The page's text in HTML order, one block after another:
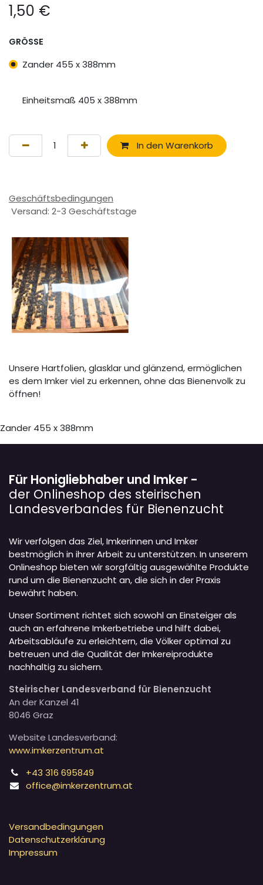
1,50 €
GRÖSSE
Zander 455 x 388mm
Einheitsmaß 405 x 388mm
In den Warenkorb
Geschäftsbedingungen
Versand: 2-3 Geschäftstage
Unsere Hartfolien, glasklar und glänzend, ermöglichen
es dem Imker viel zu erkennen, ohne das Bienenvolk zu
öffnen!
Zander 455 x 388mm
Für Honigliebhaber und Imker -
der Onlineshop des steirischen
Landesverbandes für Bienenzucht
Wir verfolgen das Ziel, Imkerinnen und Imker
bestmöglich in ihrer Arbeit zu unterstützen. In unserem
Onlineshop bieten wir sorgfältig ausgewählte Produkte
rund um die Bienenzucht an, die sich in der Praxis
bewährt haben.
Unser Sortiment richtet sich sowohl an Einsteiger als
auch an erfahrene Imkerbetriebe und hilft dabei,
Arbeitsabläufe zu erleichtern, die Völker optimal zu
betreuen und die Qualität der Imkereiprodukte
nachhaltig zu sichern.
Steirischer Landesverband für Bienenzucht
An der Kanzel 41
8046 Graz
Website Landesverband:
www.imkerzentrum.at
+43 316 695849
office@imkerzentrum.at
Versandbedingungen
Datenschutzerklärung
Impressum